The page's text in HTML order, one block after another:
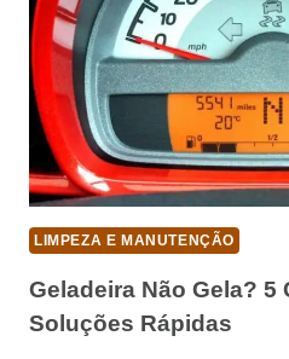
LIMPEZA E MANUTENÇÃO
Geladeira Não Gela? 5
Soluções Rápidas